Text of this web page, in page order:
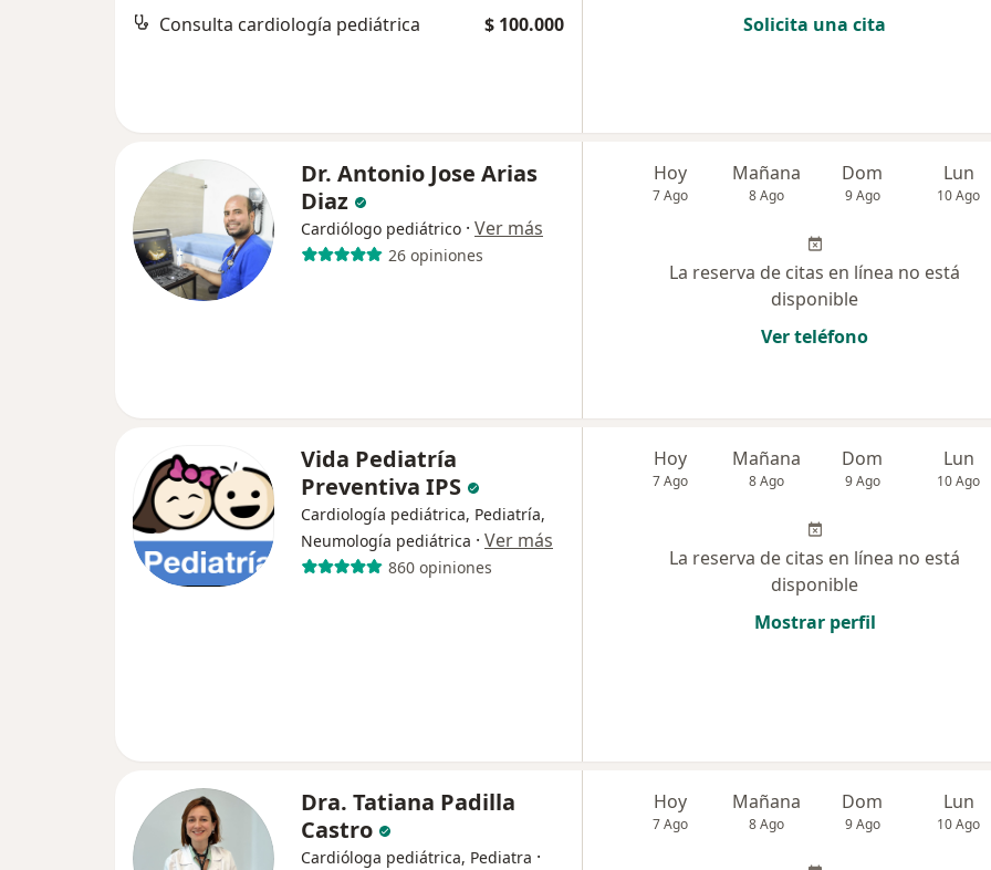
Consulta cardiología pediátrica $ 100.000
Solicita una cita
Dr. Antonio Jose Arias
Diaz
Cardiólogo pediátrico · Ver más
26 opiniones
Hoy
7 Ago
Mañana
8 Ago
Dom
9 Ago
Lun
10 Ago
La reserva de citas en línea no está
disponible
Ver teléfono
Vida Pediatría
Preventiva IPS
Cardiología pediátrica, Pediatría,
Neumología pediátrica · Ver más
860 opiniones
Hoy
7 Ago
Mañana
8 Ago
Dom
9 Ago
Lun
10 Ago
La reserva de citas en línea no está
disponible
Mostrar perfil
Dra. Tatiana Padilla
Castro
Cardióloga pediátrica, Pediatra ·
Hoy
7 Ago
Mañana
8 Ago
Dom
9 Ago
Lun
10 Ago